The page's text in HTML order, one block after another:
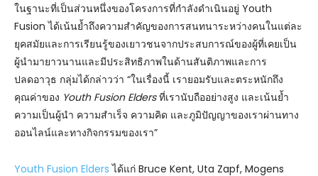
ในฐานะที่เป็นส่วนหนึ่งของโครงการที่กำลังดำเนินอยู่ Youth
Fusion ได้เน้นย้ำถึงความสำคัญของการสนทนาระหว่างคนในแต่ละ
ยุคสมัยและการเรียนรู้ของเยาวชนจากประสบการณ์ของผู้ที่เคยเป็น
ผู้นำมายาวนานและมีประสิทธิภาพในด้านสันติภาพและการ
ปลดอาวุธ กลุ่มได้กล่าวว่า “ในเรื่องนี้ เรายอมรับและตระหนักถึง
คุณค่าของ Youth Fusion Eldersที่เรานับถืออย่างสูง และเน้นย้ำ
ความเป็นผู้นำ ความสำเร็จ ความคิด และภูมิปัญญาของเราผ่านทาง
ออนไลน์และทางกิจกรรมของเรา”
Youth Fusion Eldersได้แก่ Bruce Kent, Uta Zapf, Mogens